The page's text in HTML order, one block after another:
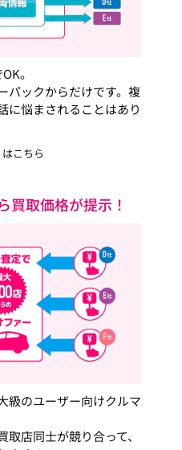
。
パックからだけです。複
に悩まされることはあり
こちら
買取価格が提示！
級のユーザー向けクルマ
店同士が競り合って、